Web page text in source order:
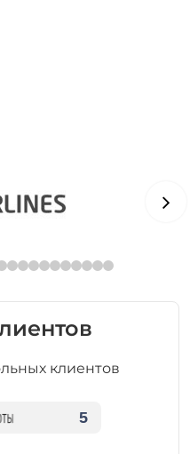
клиентов
5